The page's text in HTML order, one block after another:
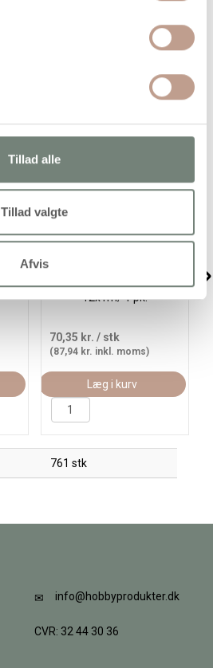
Tillad alle
Tillad valgte
Afvis
Køb mere og spar
12x1m/ 1 pk.
70,35 kr. / stk
(87,94 kr. inkl. moms)
Læg i kurv
761 stk
info@hobbyprodukter.dk
CVR: 32 44 30 36